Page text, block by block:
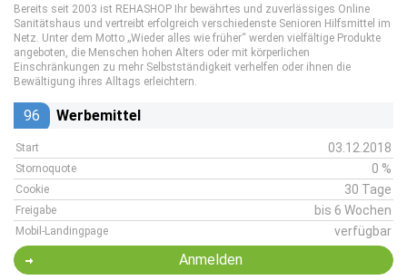
Bereits seit 2003 ist REHASHOP Ihr bewährtes und zuverlässiges Online
Sanitätshaus und vertreibt erfolgreich verschiedenste Senioren Hilfsmittel im
Netz. Unter dem Motto „Wieder alles wie früher“ werden vielfältige Produkte
angeboten, die Menschen hohen Alters oder mit körperlichen
Einschränkungen zu mehr Selbstständigkeit verhelfen oder ihnen die
Bewältigung ihres Alltags erleichtern.
96 Werbemittel
Start 03.12.2018
Stornoquote 0 %
Cookie 30 Tage
Freigabe bis 6 Wochen
Mobil-Landingpage verfügbar
Anmelden